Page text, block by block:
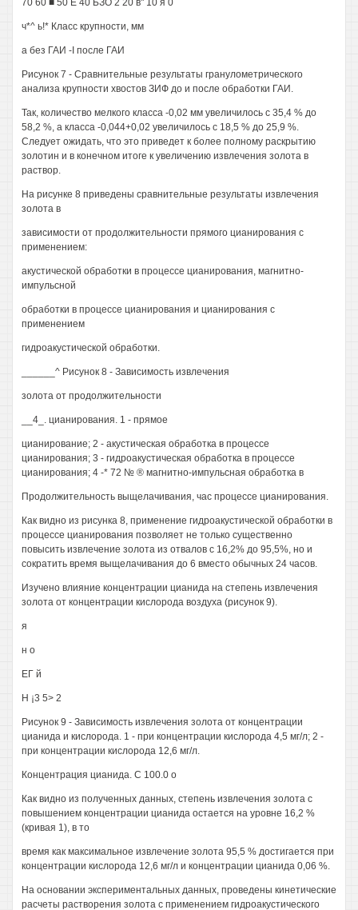
70 60 ■ 50 Ё 40 ЬЗО 2 20 в" 10 я 0
ч*^ ь!* Класс крупности, мм
а без ГАИ -I после ГАИ
Рисунок 7 - Сравнительные результаты гранулометрического
анализа крупности хвостов ЗИФ до и после обработки ГАИ.
Так, количество мелкого класса -0,02 мм увеличилось с 35,4 % до
58,2 %, а класса -0,044+0,02 увеличилось с 18,5 % до 25,9 %.
Следует ожидать, что это приведет к более полному раскрытию
золотин и в конечном итоге к увеличению извлечения золота в
раствор.
На рисунке 8 приведены сравнительные результаты извлечения
золота в
зависимости от продолжительности прямого цианирования с
применением:
акустической обработки в процессе цианирования, магнитно-
импульсной
обработки в процессе цианирования и цианирования с
применением
гидроакустической обработки.
______^ Рисунок 8 - Зависимость извлечения
золота от продолжительности
__4_. цианирования. 1 - прямое
цианирование; 2 - акустическая обработка в процессе
цианирования; 3 - гидроакустическая обработка в процессе
цианирования; 4 -* 72 № ® магнитно-импульсная обработка в
Продолжительность выщелачивания, час процессе цианирования.
Как видно из рисунка 8, применение гидроакустической обработки в
процессе цианирования позволяет не только существенно
повысить извлечение золота из отвалов с 16,2% до 95,5%, но и
сократить время выщелачивания до 6 вместо обычных 24 часов.
Изучено влияние концентрации цианида на степень извлечения
золота от концентрации кислорода воздуха (рисунок 9).
я
н о
ЕГ й
Н ¡3 5> 2
Рисунок 9 - Зависимость извлечения золота от концентрации
цианида и кислорода. 1 - при концентрации кислорода 4,5 мг/л; 2 -
при концентрации кислорода 12,6 мг/л.
Концентрация цианида. С 100.0 о
Как видно из полученных данных, степень извлечения золота с
повышением концентрации цианида остается на уровне 16,2 %
(кривая 1), в то
время как максимальное извлечение золота 95,5 % достигается при
концентрации кислорода 12,6 мг/л и концентрации цианида 0,06 %.
На основании экспериментальных данных, проведены кинетические
расчеты растворения золота с применением гидроакустического